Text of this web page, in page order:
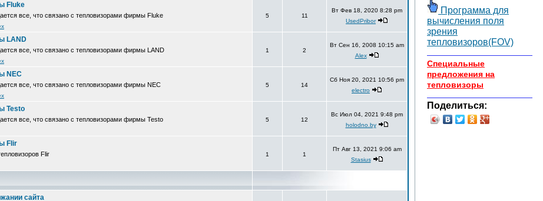
Fluke
все, что связано с тепловизорами фирмы Fluke 5 11
Вт Фев 18, 2020 8:28 pm
UsedPribor
LAND
все, что связано с тепловизорами фирмы LAND 1 2
Вт Сен 16, 2008 10:15 am
Alex
NEC
все, что связано с тепловизорами фирмы NEC 5 14
Сб Ноя 20, 2021 10:56 pm
electro
Testo
все, что связано с тепловизорами фирмы Testo 5 12
Вс Июл 04, 2021 9:48 pm
holodno.by
Flir
Flir 1 1
Пт Авг 13, 2021 9:06 am
Stasius
сайта
Программа для
вычисления поля
зрения
тепловизоров(FOV)
Специальные
предложения на
тепловизоры
Поделиться: